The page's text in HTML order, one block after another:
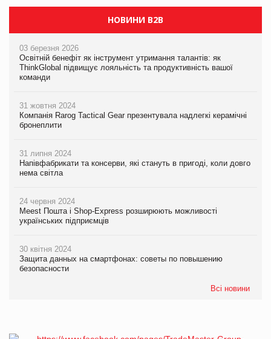
НОВИНИ B2B
03 березня 2026
Освітній бенефіт як інструмент утримання талантів: як
ThinkGlobal підвищує лояльність та продуктивність вашої
команди
31 жовтня 2024
Компанія Rarog Tactical Gear презентувала надлегкі керамічні
бронеплити
31 липня 2024
Напівфабрикати та консерви, які стануть в пригоді, коли довго
нема світла
24 червня 2024
Meest Пошта і Shop-Express розширюють можливості
українських підприємців
30 квітня 2024
Защита данных на смартфонах: советы по повышению
безопасности
Всі новини